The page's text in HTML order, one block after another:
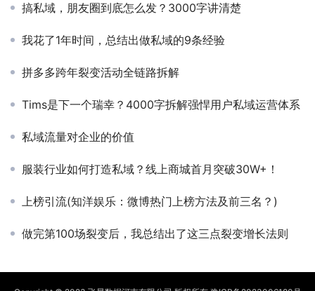
搞私域，朋友圈到底怎么发？3000字讲清楚
我花了1年时间，总结出做私域的9条经验
拼多多跨年裂变活动全链路拆解
Tims是下一个瑞幸？4000字拆解强悍用户私域运营体系
私域流量对企业的价值
服装行业如何打造私域？线上商城首月突破30W+！
上榜引流(知洋娱乐：微博热门上榜方法及前三名？)
做完第100场裂变后，我总结出了这三点裂变增长法则